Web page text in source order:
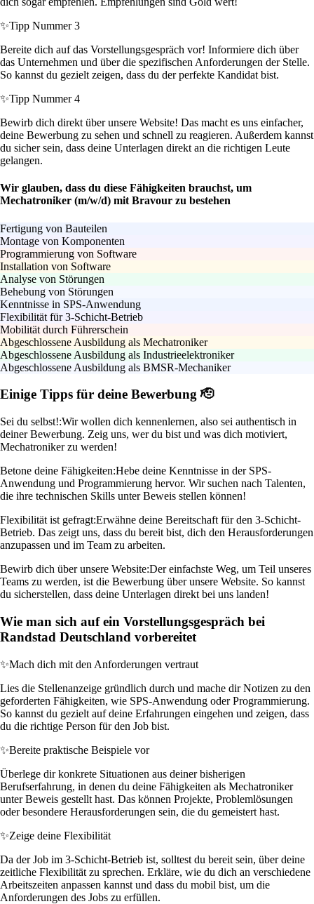
✨Tipp Nummer 3
Bereite dich auf das Vorstellungsgespräch vor! Informiere dich über
das Unternehmen und über die spezifischen Anforderungen der Stelle.
So kannst du gezielt zeigen, dass du der perfekte Kandidat bist.
✨Tipp Nummer 4
Bewirb dich direkt über unsere Website! Das macht es uns einfacher,
deine Bewerbung zu sehen und schnell zu reagieren. Außerdem kannst
du sicher sein, dass deine Unterlagen direkt an die richtigen Leute
gelangen.
Wir glauben, dass du diese Fähigkeiten brauchst, um
Mechatroniker (m/w/d) mit Bravour zu bestehen
Fertigung von Bauteilen
Montage von Komponenten
Programmierung von Software
Installation von Software
Analyse von Störungen
Behebung von Störungen
Kenntnisse in SPS-Anwendung
Flexibilität für 3-Schicht-Betrieb
Mobilität durch Führerschein
Abgeschlossene Ausbildung als Mechatroniker
Abgeschlossene Ausbildung als Industrieelektroniker
Abgeschlossene Ausbildung als BMSR-Mechaniker
Einige Tipps für deine Bewerbung 🫡
Sei du selbst!:Wir wollen dich kennenlernen, also sei authentisch in
deiner Bewerbung. Zeig uns, wer du bist und was dich motiviert,
Mechatroniker zu werden!
Betone deine Fähigkeiten:Hebe deine Kenntnisse in der SPS-
Anwendung und Programmierung hervor. Wir suchen nach Talenten,
die ihre technischen Skills unter Beweis stellen können!
Flexibilität ist gefragt:Erwähne deine Bereitschaft für den 3-Schicht-
Betrieb. Das zeigt uns, dass du bereit bist, dich den Herausforderungen
anzupassen und im Team zu arbeiten.
Bewirb dich über unsere Website:Der einfachste Weg, um Teil unseres
Teams zu werden, ist die Bewerbung über unsere Website. So kannst
du sicherstellen, dass deine Unterlagen direkt bei uns landen!
Wie man sich auf ein Vorstellungsgespräch bei
Randstad Deutschland vorbereitet
✨Mach dich mit den Anforderungen vertraut
Lies die Stellenanzeige gründlich durch und mache dir Notizen zu den
geforderten Fähigkeiten, wie SPS-Anwendung oder Programmierung.
So kannst du gezielt auf deine Erfahrungen eingehen und zeigen, dass
du die richtige Person für den Job bist.
✨Bereite praktische Beispiele vor
Überlege dir konkrete Situationen aus deiner bisherigen
Berufserfahrung, in denen du deine Fähigkeiten als Mechatroniker
unter Beweis gestellt hast. Das können Projekte, Problemlösungen
oder besondere Herausforderungen sein, die du gemeistert hast.
✨Zeige deine Flexibilität
Da der Job im 3-Schicht-Betrieb ist, solltest du bereit sein, über deine
zeitliche Flexibilität zu sprechen. Erkläre, wie du dich an verschiedene
Arbeitszeiten anpassen kannst und dass du mobil bist, um die
Anforderungen des Jobs zu erfüllen.